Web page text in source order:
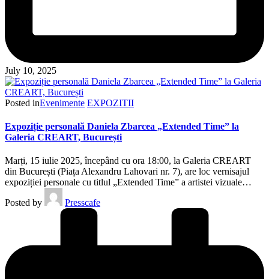
July 10, 2025
Posted inEvenimente EXPOZITII
Expoziție personală Daniela Zbarcea „Extended Time” la
Galeria CREART, București
Marți, 15 iulie 2025, începând cu ora 18:00, la Galeria CREART
din București (Piața Alexandru Lahovari nr. 7), are loc vernisajul
expoziției personale cu titlul „Extended Time” a artistei vizuale…
Posted by
Presscafe